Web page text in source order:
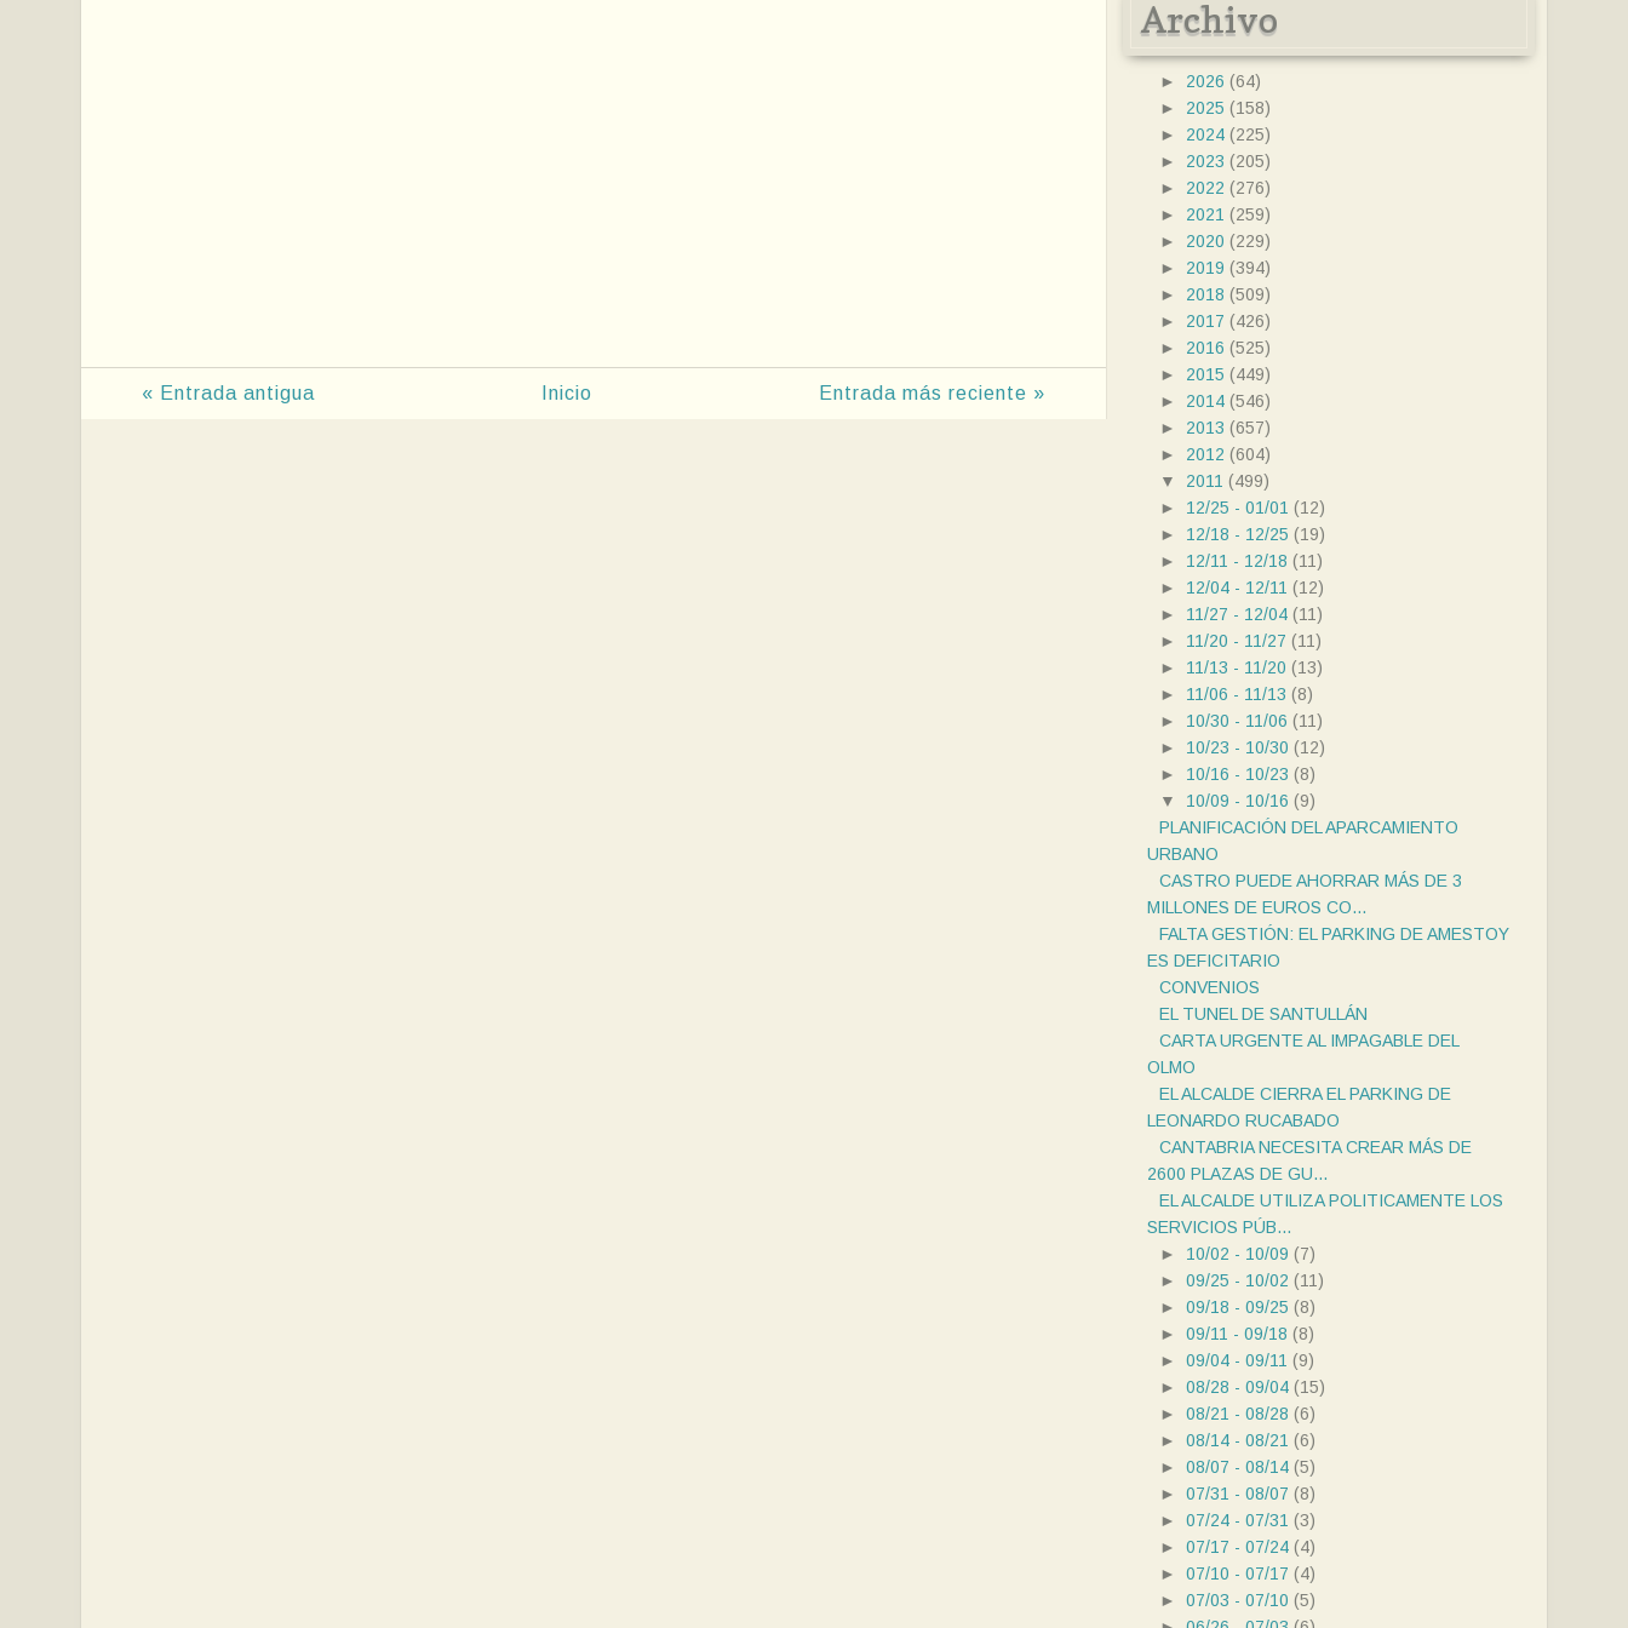
Entrada más reciente »
« Entrada antigua Inicio
Archivo
► 2026 (64)
► 2025 (158)
► 2024 (225)
► 2023 (205)
► 2022 (276)
► 2021 (259)
► 2020 (229)
► 2019 (394)
► 2018 (509)
► 2017 (426)
► 2016 (525)
► 2015 (449)
► 2014 (546)
► 2013 (657)
► 2012 (604)
▼
2011 (499)
► 12/25 - 01/01 (12)
► 12/18 - 12/25 (19)
► 12/11 - 12/18 (11)
► 12/04 - 12/11 (12)
► 11/27 - 12/04 (11)
► 11/20 - 11/27 (11)
► 11/13 - 11/20 (13)
► 11/06 - 11/13 (8)
► 10/30 - 11/06 (11)
► 10/23 - 10/30 (12)
► 10/16 - 10/23 (8)
▼
10/09 - 10/16 (9)
PLANIFICACIÓN DEL APARCAMIENTO
URBANO
CASTRO PUEDE AHORRAR MÁS DE 3
MILLONES DE EUROS CO...
FALTA GESTIÓN: EL PARKING DE AMESTOY
ES DEFICITARIO
CONVENIOS
EL TUNEL DE SANTULLÁN
CARTA URGENTE AL IMPAGABLE DEL
OLMO
EL ALCALDE CIERRA EL PARKING DE
LEONARDO RUCABADO
CANTABRIA NECESITA CREAR MÁS DE
2600 PLAZAS DE GU...
EL ALCALDE UTILIZA POLITICAMENTE LOS
SERVICIOS PÚB...
► 10/02 - 10/09 (7)
► 09/25 - 10/02 (11)
► 09/18 - 09/25 (8)
► 09/11 - 09/18 (8)
► 09/04 - 09/11 (9)
► 08/28 - 09/04 (15)
► 08/21 - 08/28 (6)
► 08/14 - 08/21 (6)
► 08/07 - 08/14 (5)
► 07/31 - 08/07 (8)
► 07/24 - 07/31 (3)
► 07/17 - 07/24 (4)
► 07/10 - 07/17 (4)
► 07/03 - 07/10 (5)